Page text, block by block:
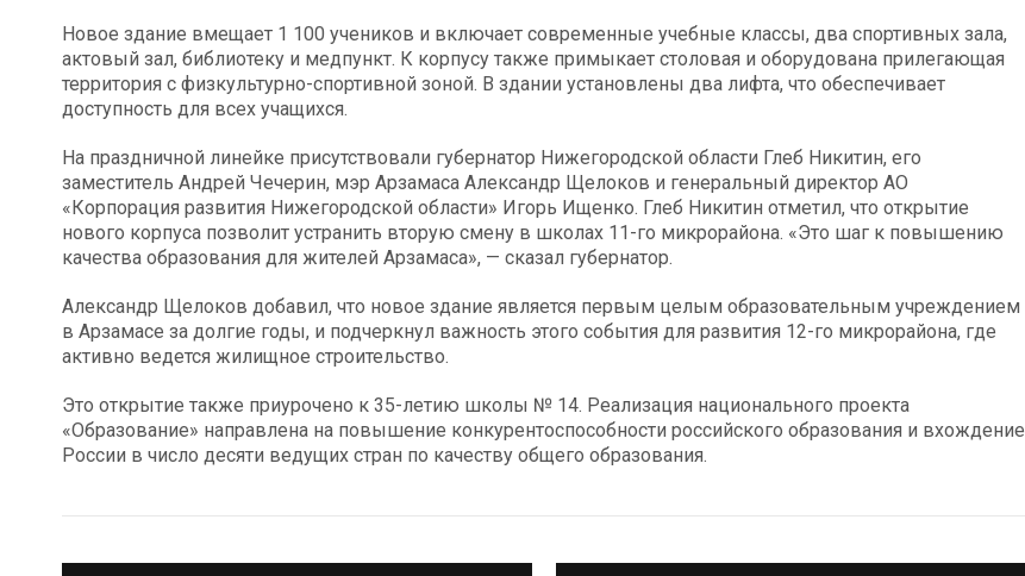
Новое здание вмещает 1 100 учеников и включает современные учебные классы, два спортивных зала,
актовый зал, библиотеку и медпункт. К корпусу также примыкает столовая и оборудована прилегающая
территория с физкультурно-спортивной зоной. В здании установлены два лифта, что обеспечивает
доступность для всех учащихся.
На праздничной линейке присутствовали губернатор Нижегородской области Глеб Никитин, его
заместитель Андрей Чечерин, мэр Арзамаса Александр Щелоков и генеральный директор АО
«Корпорация развития Нижегородской области» Игорь Ищенко. Глеб Никитин отметил, что открытие
нового корпуса позволит устранить вторую смену в школах 11-го микрорайона. «Это шаг к повышению
качества образования для жителей Арзамаса», — сказал губернатор.
Александр Щелоков добавил, что новое здание является первым целым образовательным учреждением
в Арзамасе за долгие годы, и подчеркнул важность этого события для развития 12-го микрорайона, где
активно ведется жилищное строительство.
Это открытие также приурочено к 35-летию школы № 14. Реализация национального проекта
«Образование» направлена на повышение конкурентоспособности российского образования и вхождение
России в число десяти ведущих стран по качеству общего образования.